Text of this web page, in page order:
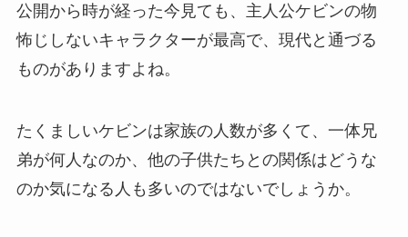
公開から時が経った今見ても、主人公ケビンの物
怖じしないキャラクターが最高で、現代と通づる
ものがありますよね。
たくましいケビンは家族の人数が多くて、一体兄
弟が何人なのか、他の子供たちとの関係はどうな
のか気になる人も多いのではないでしょうか。